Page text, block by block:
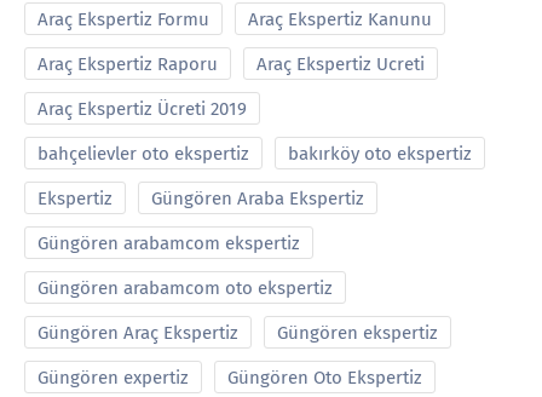
Araç Ekspertiz Formu Araç Ekspertiz Kanunu
Araç Ekspertiz Raporu Araç Ekspertiz Ucreti
Araç Ekspertiz Ücreti 2019
bahçelievler oto ekspertiz bakırköy oto ekspertiz
Ekspertiz Güngören Araba Ekspertiz
Güngören arabamcom ekspertiz
Güngören arabamcom oto ekspertiz
Güngören Araç Ekspertiz Güngören ekspertiz
Güngören expertiz Güngören Oto Ekspertiz